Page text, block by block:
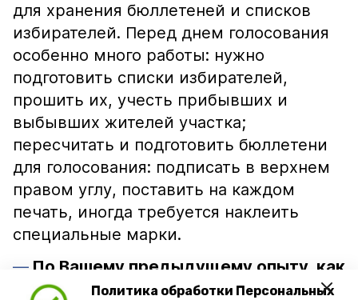
Политика обработки Персональных
для хранения бюллетеней и списков
избирателей. Перед днем голосования
особенно много работы: нужно
подготовить списки избирателей,
прошить их, учесть прибывших и
выбывших жителей участка;
пересчитать и подготовить бюллетени
для голосования: подписать в верхнем
правом углу, поставить на каждом
печать, иногда требуется наклеить
специальные марки.
По Вашему предыдущему опыту, как
проходят выборы на участке?